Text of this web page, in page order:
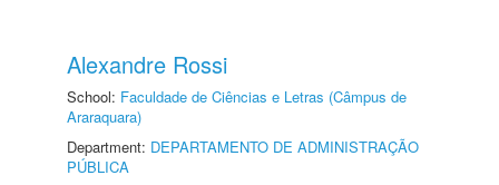
Alexandre Rossi
School: Faculdade de Ciências e Letras (Câmpus de
Araraquara)
Department: DEPARTAMENTO DE ADMINISTRAÇÃO
PÚBLICA